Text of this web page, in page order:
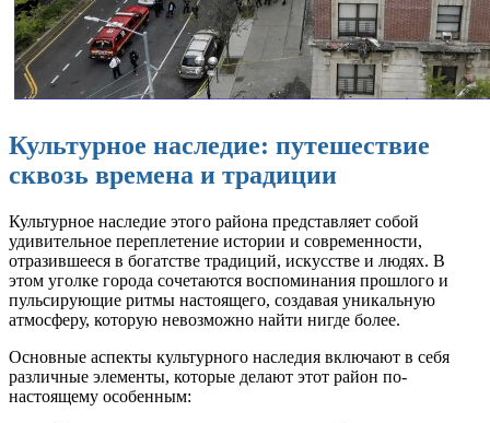
Культурное наследие: путешествие
сквозь времена и традиции
Культурное наследие этого района представляет собой
удивительное переплетение истории и современности,
отразившееся в богатстве традиций, искусстве и людях. В
этом уголке города сочетаются воспоминания прошлого и
пульсирующие ритмы настоящего, создавая уникальную
атмосферу, которую невозможно найти нигде более.
Основные аспекты культурного наследия включают в себя
различные элементы, которые делают этот район по-
настоящему особенным: